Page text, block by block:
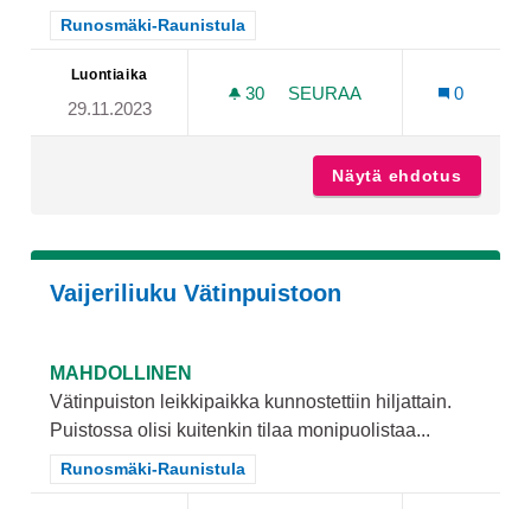
Rajaa tulokset teeman mukaan: Runosmäki-Raunistula
Runosmäki-Raunistula
Luontiaika
29.11.2023
30 30 SEURAAJAA
SEURAA
0
Näytä ehdotus
Vaijeriliuku Vätinpuistoon
MAHDOLLINEN
Vätinpuiston leikkipaikka kunnostettiin hiljattain.
Puistossa olisi kuitenkin tilaa monipuolistaa...
Rajaa tulokset teeman mukaan: Runosmäki-Raunistula
Runosmäki-Raunistula